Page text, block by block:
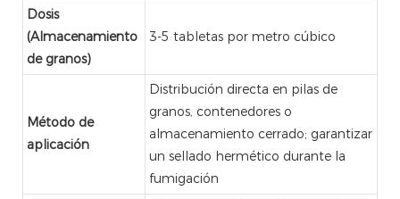
Dosis
(Almacenamiento
de granos)
3-5 tabletas por metro cúbico
Método de
aplicación
Distribución directa en pilas de
granos, contenedores o
almacenamiento cerrado; garantizar
un sellado hermético durante la
fumigación